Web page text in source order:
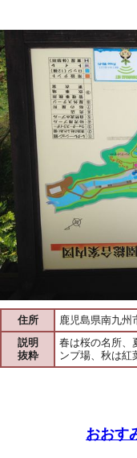
住所
鹿児島県南九州
説明
抜粋
春は桜の名所、
ンプ場、秋は紅
おおす